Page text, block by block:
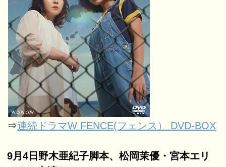
⇒連続ドラマW FENCE(フェンス） DVD-BOX
9月4日野木亜紀子脚本、松岡茉優・宮本エリ